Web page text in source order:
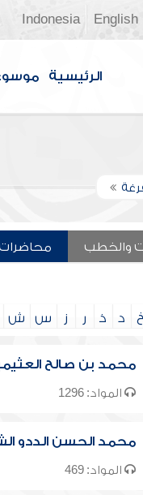
English
Indonesia
الرئيسية
والخطب
خ د ذ ر ز س ش
محمد بن صالح
المواد: 1296
محمد الحسن الددو
المواد: 469